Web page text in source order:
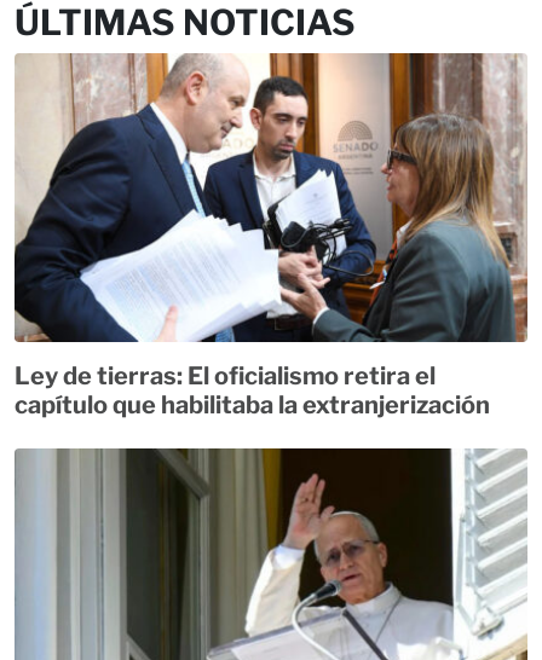
ÚLTIMAS NOTICIAS
Ley de tierras: El oficialismo retira el
capítulo que habilitaba la extranjerización